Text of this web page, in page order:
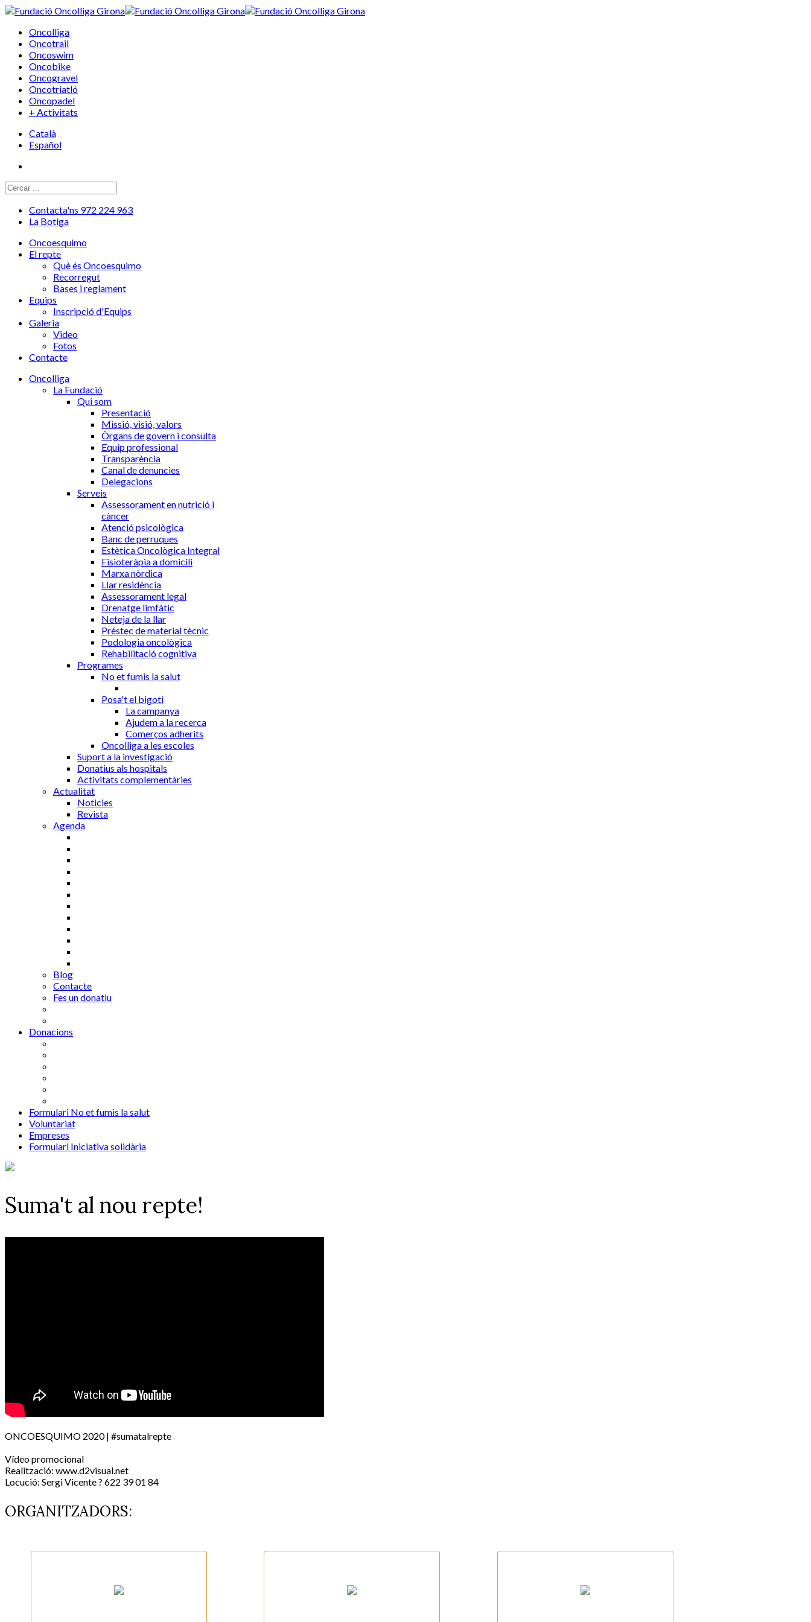
Oncolliga
Oncotrail
Oncoswim
Oncobike
Oncogravel
Oncotriatló
Oncopadel
+ Activitats
Català
Español
Contacta'ns 972 224 963
La Botiga
Oncoesquimo
El repte
Què és Oncoesquimo
Recorregut
Bases i reglament
Equips
Inscripció d'Equips
Galeria
Video
Fotos
Contacte
Oncolliga
La Fundació
Qui som
Presentació
Missió, visió, valors
Òrgans de govern i consulta
Equip professional
Transparència
Canal de denuncies
Delegacions
Serveis
Assessorament en nutrició i
càncer
Atenció psicològica
Banc de perruques
Estètica Oncològica Integral
Fisioteràpia a domicili
Marxa nòrdica
Llar residència
Assessorament legal
Drenatge limfàtic
Neteja de la llar
Préstec de material tècnic
Podologia oncològica
Rehabilitació cognitiva
Programes
No et fumis la salut
Posa't el bigoti
La campanya
Ajudem a la recerca
Comerços adherits
Oncolliga a les escoles
Suport a la investigació
Donatius als hospitals
Activitats complementàries
Actualitat
Noticies
Revista
Agenda
Blog
Contacte
Fes un donatiu
Donacions
Formulari No et fumis la salut
Voluntariat
Empreses
Formulari Iniciativa solidària
Suma't al nou repte!
ONCOESQUIMO 2020 | #sumatalrepte
Vídeo promocional
Realització: www.d2visual.net
Locució: Sergi Vicente ? 622 39 01 84
ORGANITZADORS: